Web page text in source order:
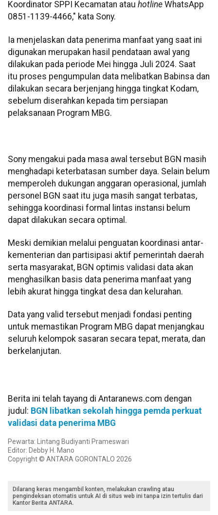
Koordinator SPPI Kecamatan atau hotline WhatsApp
0851-1139-4466," kata Sony.
Ia menjelaskan data penerima manfaat yang saat ini
digunakan merupakan hasil pendataan awal yang
dilakukan pada periode Mei hingga Juli 2024. Saat
itu proses pengumpulan data melibatkan Babinsa dan
dilakukan secara berjenjang hingga tingkat Kodam,
sebelum diserahkan kepada tim persiapan
pelaksanaan Program MBG.
Sony mengakui pada masa awal tersebut BGN masih
menghadapi keterbatasan sumber daya. Selain belum
memperoleh dukungan anggaran operasional, jumlah
personel BGN saat itu juga masih sangat terbatas,
sehingga koordinasi formal lintas instansi belum
dapat dilakukan secara optimal.
Meski demikian melalui penguatan koordinasi antar-
kementerian dan partisipasi aktif pemerintah daerah
serta masyarakat, BGN optimis validasi data akan
menghasilkan basis data penerima manfaat yang
lebih akurat hingga tingkat desa dan kelurahan.
Data yang valid tersebut menjadi fondasi penting
untuk memastikan Program MBG dapat menjangkau
seluruh kelompok sasaran secara tepat, merata, dan
berkelanjutan.
Berita ini telah tayang di Antaranews.com dengan
judul: BGN libatkan sekolah hingga pemda perkuat
validasi data penerima MBG
Pewarta: Lintang Budiyanti Prameswari
Editor: Debby H. Mano
Copyright © ANTARA GORONTALO 2026
Dilarang keras mengambil konten, melakukan crawling atau
pengindeksan otomatis untuk AI di situs web ini tanpa izin tertulis dari
Kantor Berita ANTARA.